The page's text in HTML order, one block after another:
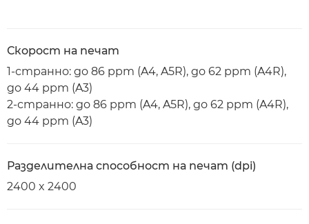
Скорост на печат
1-странно: до 86 ppm (A4, A5R), до 62 ppm (A4R),
до 44 ppm (A3)
2-странно: до 86 ppm (A4, A5R), до 62 ppm (A4R),
до 44 ppm (A3)
Разделителна способност на печат (dpi)
2400 x 2400